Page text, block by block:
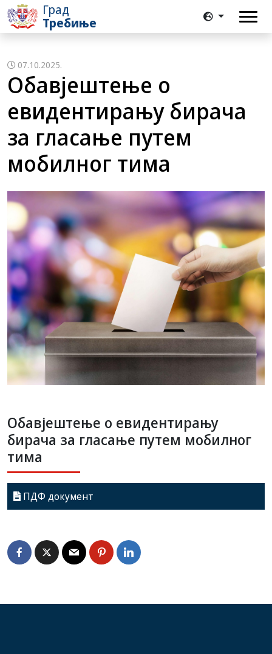
Град
Требиње
07.10.2025.
Oбавјештење о
евидентирању бирача
за гласање путем
мобилног тима
Oбавјештење о евидентирању
бирача за гласање путем мобилног
тима
ПДФ документ